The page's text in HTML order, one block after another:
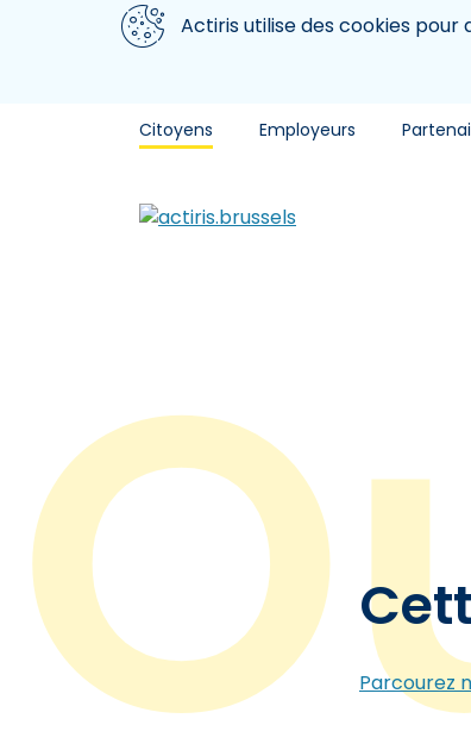
Aller au contenu principal
Nous utilisons des cookiesActiris utilise des cookies
Citoyens Employeurs
Parcourez